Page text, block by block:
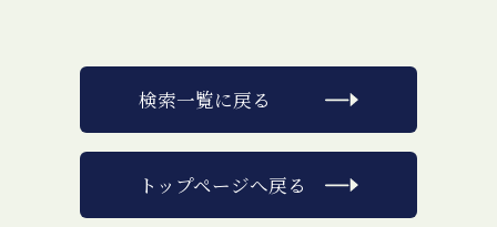
検索一覧に戻る
トップページへ戻る